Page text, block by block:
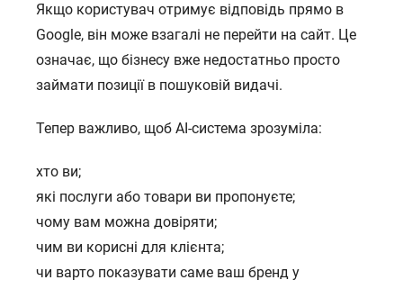
Якщо користувач отримує відповідь прямо в
Google, він може взагалі не перейти на сайт. Це
означає, що бізнесу вже недостатньо просто
займати позиції в пошуковій видачі.
Тепер важливо, щоб AI-система зрозуміла:
хто ви;
які послуги або товари ви пропонуєте;
чому вам можна довіряти;
чим ви корисні для клієнта;
чи варто показувати саме ваш бренд у